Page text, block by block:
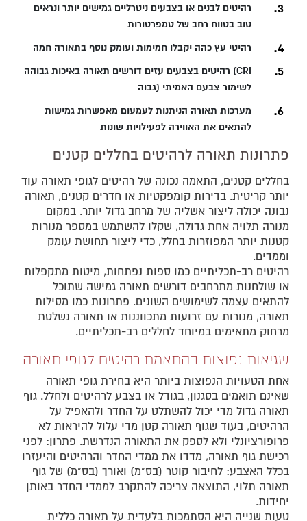
רהיטים לבנים או בצבעים ניטרליים גמישים יותר ונראים
טוב בטווח רחב של טמפרטורות
רהיטי עץ כהה יקבלו חמימות ועומק נוסף בתאורה חמה
רהיטים בצבעים עזים דורשים תאורה באיכות גבוהה (CRI
גבוה) לשימור צבעם האמיתי
מערכות תאורה הניתנות לעמעום מאפשרות גמישות
להתאים את האווירה לפעילויות שונות
פתרונות תאורה לרהיטים בחללים קטנים
בחללים קטנים, התאמה נכונה של רהיטים לגופי תאורה עוד
יותר קריטית. בדירות קומפקטיות או חדרים קטנים, תאורה
נבונה יכולה ליצור אשליה של מרחב גדול יותר. במקום
מנורה תלויה אחת גדולה, שקלו להשתמש במספר מנורות
קטנות יותר המפוזרות בחלל, כדי ליצור תחושת עומק
וממדים.
רהיטים רב-תכליתיים כמו ספות נפתחות, מיטות מתקפלות
או שולחנות מתרחבים דורשים תאורה גמישה שתוכל
להתאים עצמה לשימושים השונים. פתרונות כמו מסילות
תאורה, מנורות עם זרועות מתכווננות או תאורה נשלטת
מרחוק מתאימים במיוחד לחללים רב-תכליתיים.
שגיאות נפוצות בהתאמת רהיטים לגופי תאורה
אחת הטעויות הנפוצות ביותר היא בחירת גופי תאורה
שאינם תואמים בסגנון, בגודל או בצבע לרהיטים ולחלל. גוף
תאורה גדול מדי יכול להשתלט על החדר ולהאפיל על
הרהיטים, בעוד שגוף תאורה קטן מדי עלול להיראות לא
פרופורציונלי ולא לספק את התאורה הנדרשת. פתרון: לפני
רכישת גוף תאורה, מדדו את ממדי החדר והרהיטים והיעזרו
בכלל האצבע: לחיבור קוטר (בס"מ) ואורך (בס"מ) של גוף
תאורה תלוי, התוצאה צריכה להתקרב לממדי החדר באותן
יחידות.
טעות שנייה היא הסתמכות בלעדית על תאורה כללית